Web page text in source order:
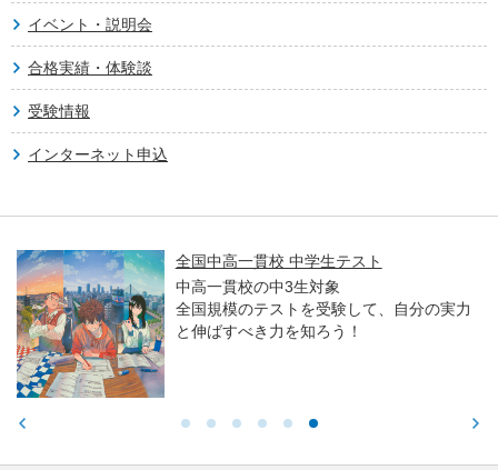
イベント・説明会
合格実績・体験談
受験情報
インターネット申込
全国中高一貫校 中学生テスト
中高一貫校の中3生対象
全国規模のテストを受験して、自分の実力
と伸ばすべき力を知ろう！